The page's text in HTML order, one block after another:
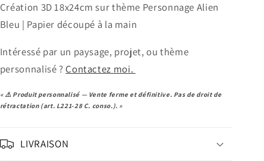
-
Personnage
Alien
Bleu
-
Personnage
Alien
Bleu
Création 3D 18x24cm sur thème Personnage Alien
Bleu | Papier découpé à la main
Intéressé par un paysage, projet, ou thème
personnalisé ? Contactez moi.
« ⚠️ Produit personnalisé — Vente ferme et définitive. Pas de droit de
rétractation (art. L221-28 C. conso.). »
LIVRAISON